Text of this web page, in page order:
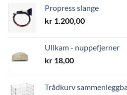
Propress slange
kr 1.200,00
Ullkam - nuppefjerner
kr 18,00
Trådkurv